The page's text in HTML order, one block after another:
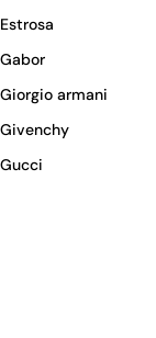
Estrosa
Gabor
Giorgio armani
Givenchy
Gucci